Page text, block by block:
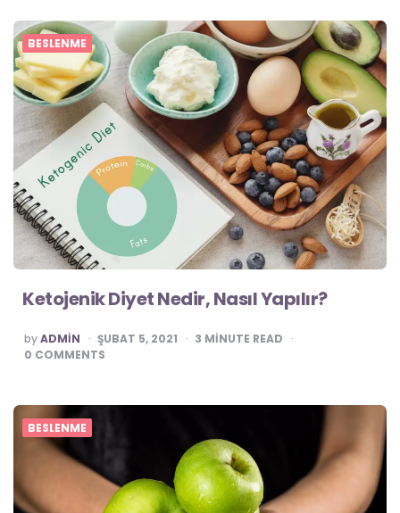
BESLENME
Ketojenik Diyet Nedir, Nasıl Yapılır?
POSTED
byADMIN ŞUBAT 5, 2021 3 MINUTE READ
0 COMMENTS
BESLENME